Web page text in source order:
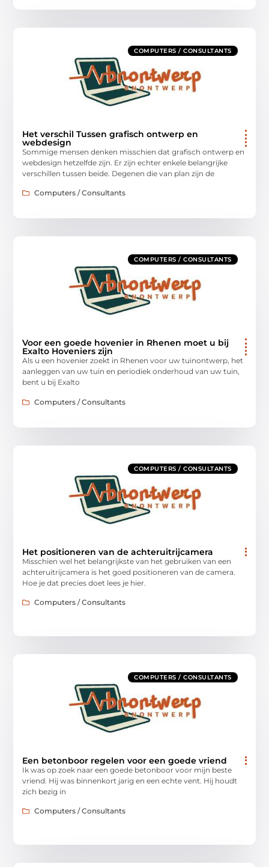
COMPUTERS / CONSULTANTS
Het verschil Tussen grafisch ontwerp en
webdesign
Sommige mensen denken misschien dat grafisch ontwerp en
webdesign hetzelfde zijn. Er zijn echter enkele belangrijke
verschillen tussen beide. Degenen die van plan zijn de
Computers / Consultants
COMPUTERS / CONSULTANTS
Voor een goede hovenier in Rhenen moet u bij
Exalto Hoveniers zijn
Als u een hovenier zoekt in Rhenen voor uw tuinontwerp, het
aanleggen van uw tuin en periodiek onderhoud van uw tuin,
bent u bij Exalto
Computers / Consultants
COMPUTERS / CONSULTANTS
Het positioneren van de achteruitrijcamera
Misschien wel het belangrijkste van het gebruiken van een
achteruitrijcamera is het goed positioneren van de camera.
Hoe je dat precies doet lees je hier.
Computers / Consultants
COMPUTERS / CONSULTANTS
Een betonboor regelen voor een goede vriend
Ik was op zoek naar een goede betonboor voor mijn beste
vriend. Hij was binnenkort jarig en een echte vent. Hij houdt
zich bezig in
Computers / Consultants